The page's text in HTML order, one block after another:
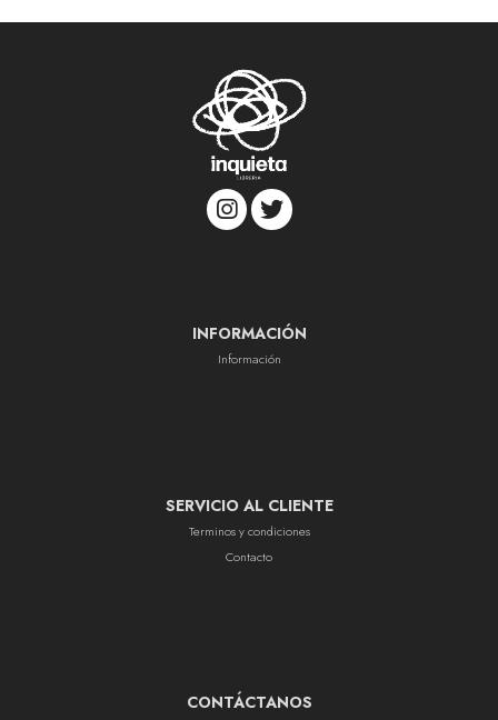
INFORMACIÓN
Información
SERVICIO AL CLIENTE
Terminos y condiciones
Contacto
CONTÁCTANOS